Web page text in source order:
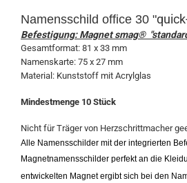
Namensschild office 30 "
Befestigung: Magnet smag®
Gesamtformat: 81 x 33 mm
Namenskarte: 75 x 27 mm
Material: Kunststoff mit Acrylglas
Mindestmenge 10 Stück
Nicht für Träger von Herzschrittmacher
Alle Namensschilder mit der integrierten
Magnetnamensschilder perfekt an die
entwickelten Magnet ergibt sich bei den